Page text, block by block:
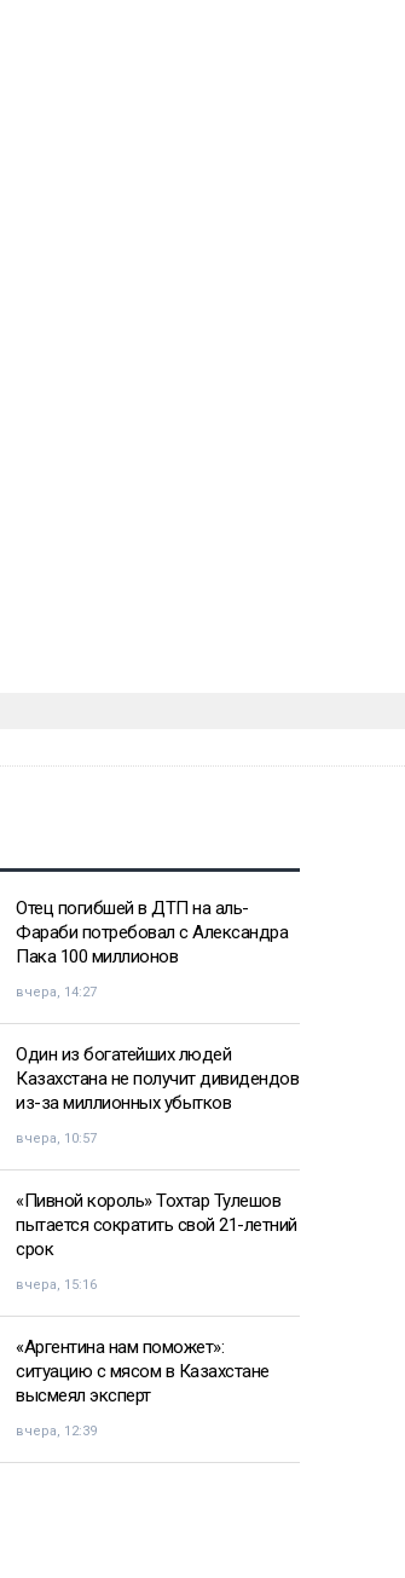
Отец погибшей в ДТП на аль-
Фараби потребовал с Александра
Пака 100 миллионов
вчера, 14:27
Один из богатейших людей
Казахстана не получит дивидендов
из-за миллионных убытков
вчера, 10:57
«Пивной король» Тохтар Тулешов
пытается сократить свой 21-летний
срок
вчера, 15:16
«Аргентина нам поможет»:
ситуацию с мясом в Казахстане
высмеял эксперт
вчера, 12:39